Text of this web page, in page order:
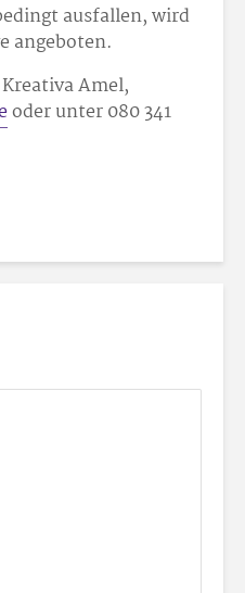
ausfallen, wird
angeboten.
Amel,
oder unter 080 341